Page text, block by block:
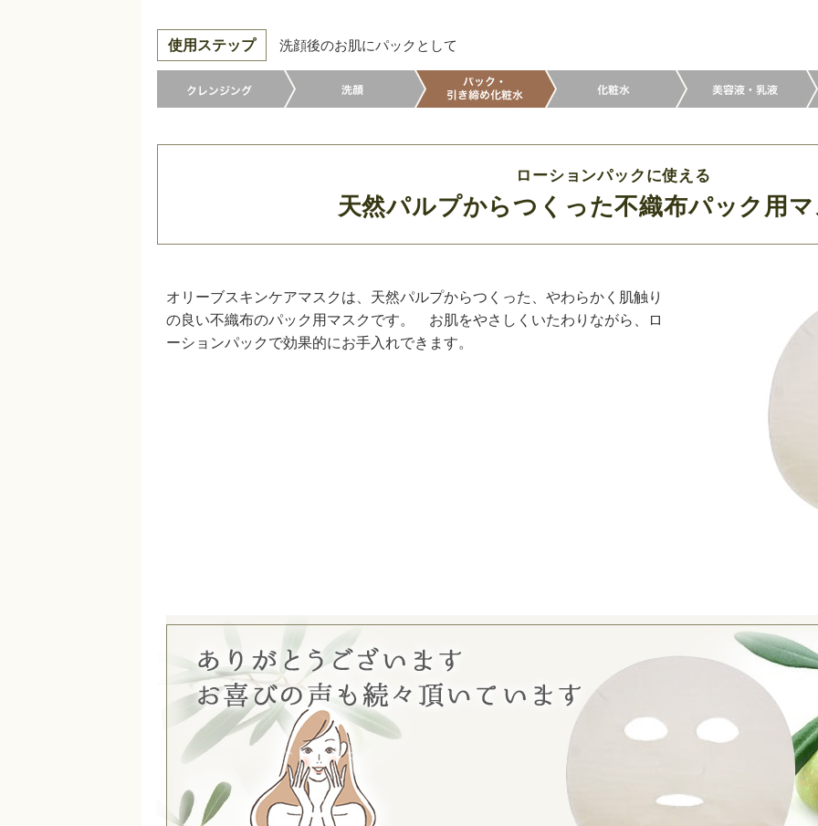
使用ステップ 洗顔後のお肌にパックとして
ローションパックに使える
天然パルプからつくった不織布パック用
オリーブスキンケアマスクは、天然パルプからつくった、やわらかく肌触り
の良い不織布のパック用マスクです。 お肌をやさしくいたわりながら、ロ
ーションパックで効果的にお手入れできます。